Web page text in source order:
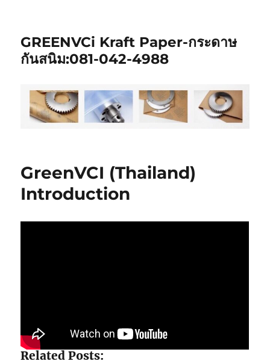
GREENVCi Kraft Paper-กระดาษ
กันสนิม:081-042-4988
GreenVCI (Thailand)
Introduction
Related Posts: